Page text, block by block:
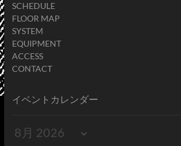
SCHEDULE
FLOOR MAP
SYSTEM
EQUIPMENT
ACCESS
CONTACT
イベントカレンダー